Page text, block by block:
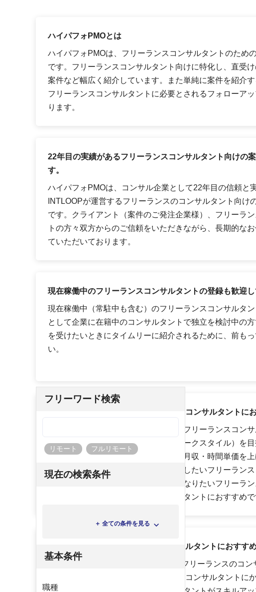
フリーワード検索
リモート フルリモート
現在の検索条件
＋ 全ての条件を見る
基本条件
職種
ハイパフォPMOとは
ハイパフォPMOは、フリーランスコンサルタントのため
です。フリーランスコンサルタント向けに特化し、直受
案件など幅広く紹介しています。また単純に案件を紹介す
フリーランスコンサルタントに必要とされるフォローア
ります。
22年目の実績があるフリーランスコンサルタント向けの
す。
ハイパフォPMOは、コンサル企業として22年目の信頼と
INTLOOPが運営するフリーランスのコンサルタント向け
です。クライアント（案件のご発注企業様）、フリーラ
トの方々双方からのご信頼をいただきながら、長期的な
ていただいております。
現在稼働中のフリーランスコンサルタントの登録も歓迎
現在稼働中（常駐中も含む）のフリーランスコンサルタ
として企業に在籍中のコンサルタントで独立を検討中の
を受けたいときにタイムリーに紹介されるために、前も
い。
ハイパフォPMOはこんなフリーランスコンサルタントに
会社員として経験を積んで実力のあるフリーランスコン
の時間・自由を大切にした働き方（ワークスタイル）を
スコンサルタント、市場価値や年収・月収・時間単価を
ンスコンサルタント、スキルアップをしたいフリーラン
ト、安定して案件に参画できるようになりたいフリーラ
トなど、様々なフリーランスコンサルタントにおすすめで
ハイパフォPMOはフリーランスコンサルタントにおすす
ハイパフォPMOでは、「PMO特集 〜フリーランスのコ
ておくべきPMOの役割〜」や「優秀なコンサルタントに